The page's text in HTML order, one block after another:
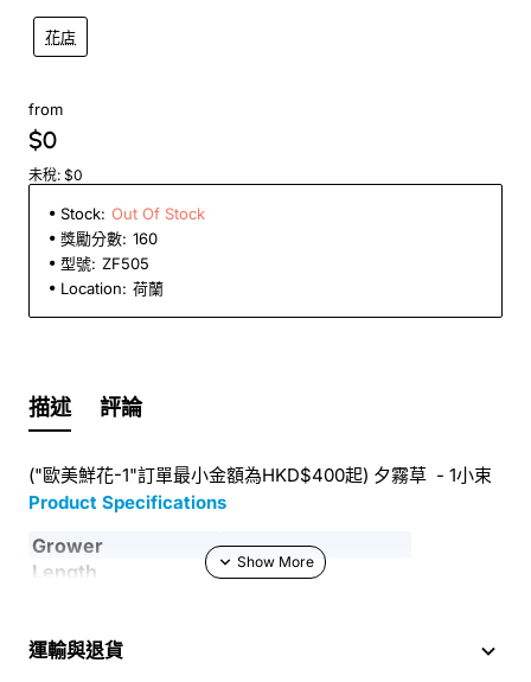
花店
from
$0
未稅: $0
Stock: Out Of Stock
獎勵分數: 160
型號: ZF505
Location: 荷蘭
描述 評論
("歐美鮮花-1"訂單最小金額為HKD$400起) 夕霧草 - 1小束
Product Specifications
Grower
Length
運輸與退貨